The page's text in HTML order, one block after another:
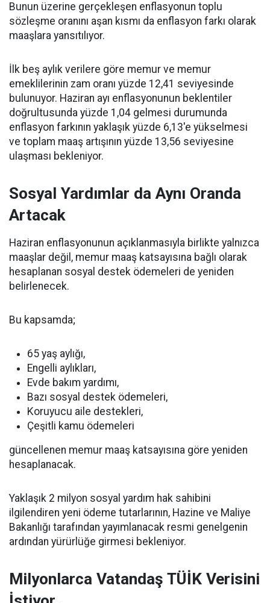
Bunun üzerine gerçekleşen enflasyonun toplu
sözleşme oranını aşan kısmı da enflasyon farkı olarak
maaşlara yansıtılıyor.
İlk beş aylık verilere göre memur ve memur
emeklilerinin zam oranı yüzde 12,41 seviyesinde
bulunuyor. Haziran ayı enflasyonunun beklentiler
doğrultusunda yüzde 1,04 gelmesi durumunda
enflasyon farkının yaklaşık yüzde 6,13'e yükselmesi
ve toplam maaş artışının yüzde 13,56 seviyesine
ulaşması bekleniyor.
Sosyal Yardımlar da Aynı Oranda
Artacak
Haziran enflasyonunun açıklanmasıyla birlikte yalnızca
maaşlar değil, memur maaş katsayısına bağlı olarak
hesaplanan sosyal destek ödemeleri de yeniden
belirlenecek.
Bu kapsamda;
65 yaş aylığı,
Engelli aylıkları,
Evde bakım yardımı,
Bazı sosyal destek ödemeleri,
Koruyucu aile destekleri,
Çeşitli kamu ödemeleri
güncellenen memur maaş katsayısına göre yeniden
hesaplanacak.
Yaklaşık 2 milyon sosyal yardım hak sahibini
ilgilendiren yeni ödeme tutarlarının, Hazine ve Maliye
Bakanlığı tarafından yayımlanacak resmi genelgenin
ardından yürürlüğe girmesi bekleniyor.
Milyonlarca Vatandaş TÜİK Verisini